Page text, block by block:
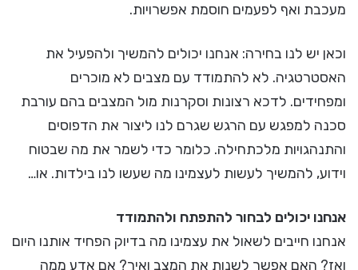
מעכבת ואף לפעמים חוסמת אפשרויות.
וכאן יש לנו בחירה: אנחנו יכולים להמשיך ולהפעיל את
האסטרטגיה. לא להתמודד עם מצבים לא מוכרים
ומפחידים. לדכא רצונות וסקרנות מול המצבים בהם עורבת
סכנה למפגש עם הרגש שגרם לנו ליצור את הדפוסים
והתנהגויות מלכתחילה. כלומר כדי לשמר את מה שבטוח
וידוע, להמשיך לעשות לעצמינו מה שעשו לנו בילדות. או…
אנחנו יכולים לבחור להתפתח ולהתמודד
אנחנו חייבים לשאול את עצמינו מה בדיוק הפחיד אותנו היום
ואז? האם אפשר לשנות את המצב ואיך? אם אדע ממה